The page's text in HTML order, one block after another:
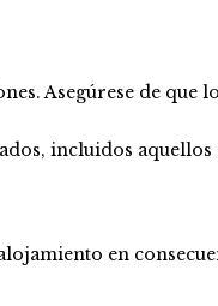
Asegúrese de que
incluidos aquellos
en